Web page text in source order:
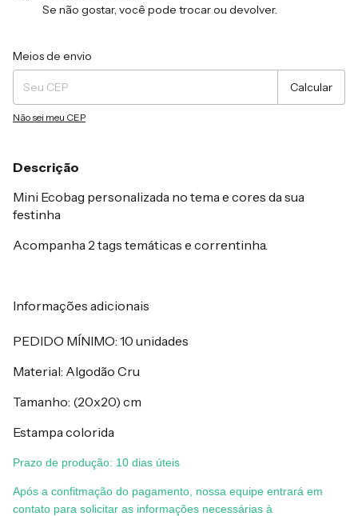
Se não gostar, você pode trocar ou devolver.
Entregas para o CEP:
Meios de envio
Calcular
Não sei meu CEP
Descrição
Mini Ecobag personalizada no tema e cores da sua
festinha
Acompanha 2 tags temáticas e correntinha.
Informações adicionais
PEDIDO MÍNIMO: 10 unidades
Material: Algodão Cru
Tamanho: (20x20) cm
Estampa colorida
Prazo de produção: 10 dias úteis
Após a confitmação do pagamento, nossa equipe entrará em
contato para solicitar as informações necessárias à